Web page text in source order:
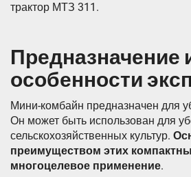
трактор МТЗ 311.
Предназначение
особенности
Мини-комбайн предназначен для
Он может быть использован для
сельскохозяйственных культур.
преимуществом этих
многоцелевое применение.